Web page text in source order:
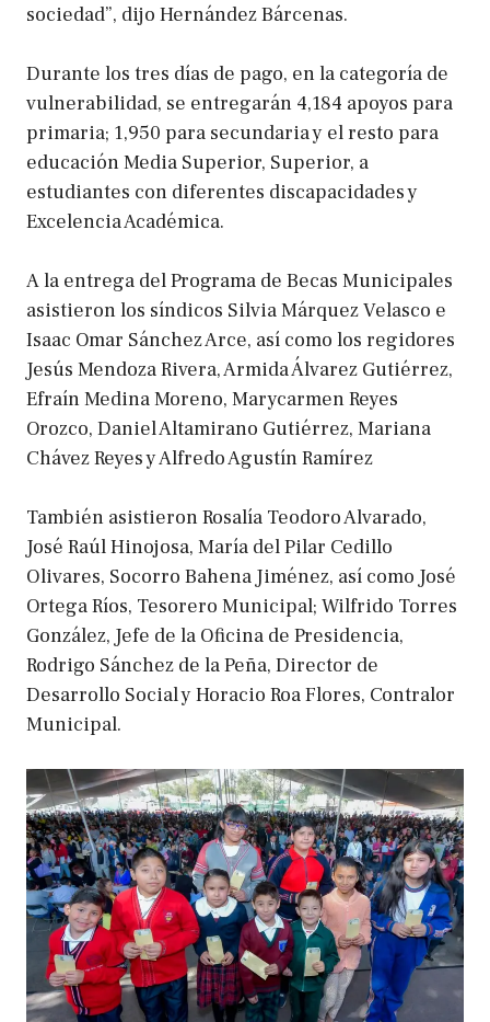
sociedad”, dijo Hernández Bárcenas.
Durante los tres días de pago, en la categoría de
vulnerabilidad, se entregarán 4,184 apoyos para
primaria; 1,950 para secundaria y el resto para
educación Media Superior, Superior, a
estudiantes con diferentes discapacidades y
Excelencia Académica.
A la entrega del Programa de Becas Municipales
asistieron los síndicos Silvia Márquez Velasco e
Isaac Omar Sánchez Arce, así como los regidores
Jesús Mendoza Rivera, Armida Álvarez Gutiérrez,
Efraín Medina Moreno, Marycarmen Reyes
Orozco, Daniel Altamirano Gutiérrez, Mariana
Chávez Reyes y Alfredo Agustín Ramírez
También asistieron Rosalía Teodoro Alvarado,
José Raúl Hinojosa, María del Pilar Cedillo
Olivares, Socorro Bahena Jiménez, así como José
Ortega Ríos, Tesorero Municipal; Wilfrido Torres
González, Jefe de la Oficina de Presidencia,
Rodrigo Sánchez de la Peña, Director de
Desarrollo Social y Horacio Roa Flores, Contralor
Municipal.